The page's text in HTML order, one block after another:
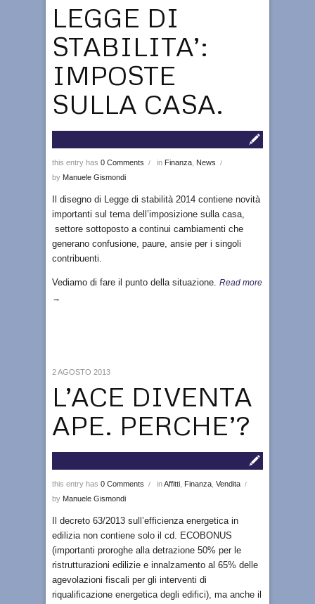
LEGGE DI
STABILITA’:
IMPOSTE
SULLA CASA.
this entry has 0 Comments / in Finanza News /
by Manuele Gismondi
Il disegno di Legge di stabilità 2014 contiene novità
importanti sul tema dell’imposizione sulla casa,
settore sottoposto a continui cambiamenti che
generano confusione, paure, ansie per i singoli
contribuenti.
Vediamo di fare il punto della situazione. Read more
→
L’ACE DIVENTA
APE. PERCHE’?
this entry has 0 Comments / inAffitti Finanza Vendita /
by Manuele Gismondi
2 AGOSTO 2013
Il decreto 63/2013 sull’efficienza energetica in
edilizia non contiene solo il cd. ECOBONUS
(importanti proroghe alla detrazione 50% per le
ristrutturazioni edilizie e innalzamento al 65% delle
agevolazioni fiscali per gli interventi di
riqualificazione energetica degli edifici), ma anche il